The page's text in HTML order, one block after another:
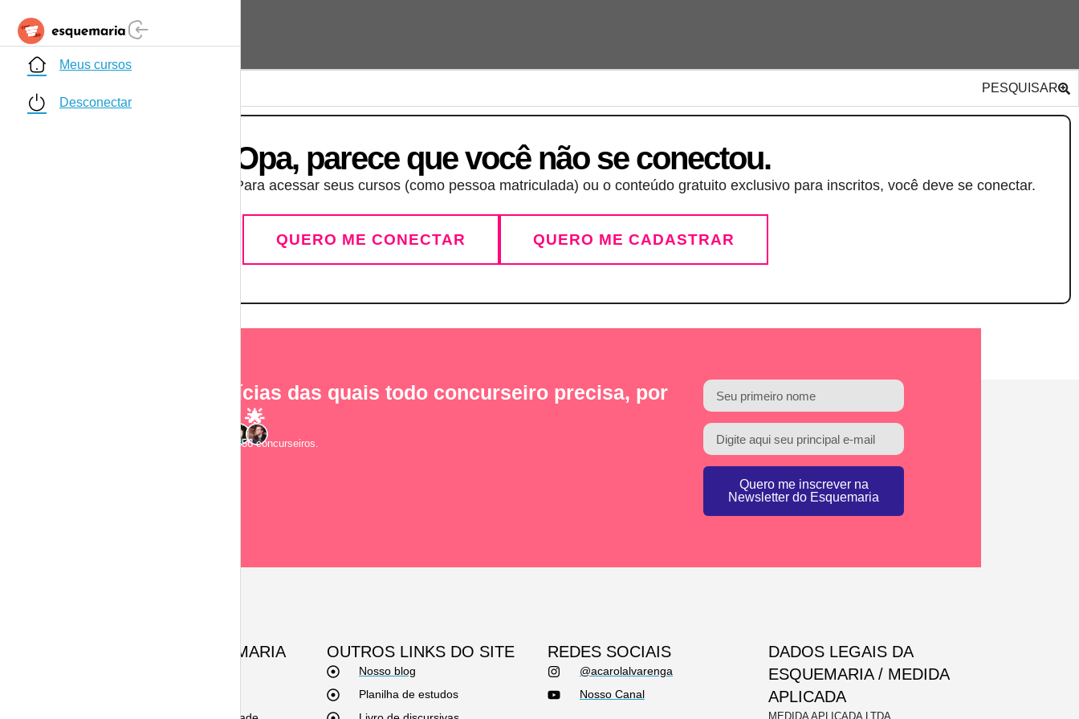
Meus cursos
Desconectar
PESQUISAR
Opa, parece que você não se conectou.
Para acessar seus cursos (como pessoa matriculada) ou o conteúdo gratuito exclusivo para inscritos, você deve se conectar.
QUERO ME CONECTAR QUERO ME CADASTRAR
As notícias das quais todo concurseiro precisa, por
e-mail! 🌟
Junte-se a 2.856 concurseiros.
Quero me inscrever na
Newsletter do Esquemaria
SOBRE A ESQUEMARIA OUTROS LINKS DO SITE
Nosso blog
Planilha de estudos
REDES SOCIAIS
@acarolalvarenga
Nosso Canal
DADOS LEGAIS DA
ESQUEMARIA / MEDIDA
APLICADA
MEDIDA APLICADA LTDA